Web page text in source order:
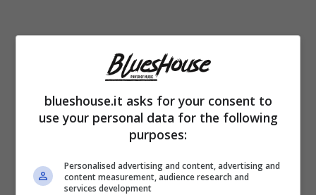
dellagiudiceha sollevato la
decisa diSimona Izzo
espresso il suo disappunto durante
l’apparizione nella trasmissione “
” con Caterina Balivo. La 70enne
avrebbe fatto intendere anche se non
blueshouse.it asks for your consent to
use your personal data for the following
purposes:
Personalised advertising and content, advertising and
content measurement, audience research and
services development